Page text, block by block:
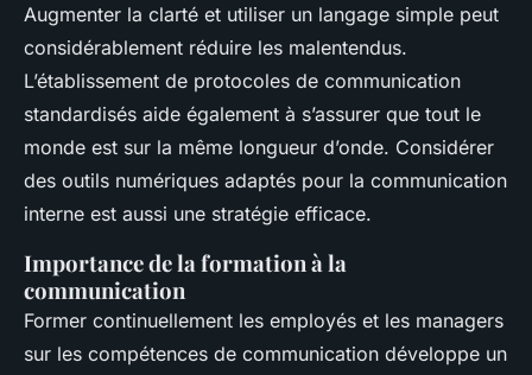
Augmenter la clarté et utiliser un langage simple peut
considérablement réduire les malentendus.
L’établissement de protocoles de communication
standardisés aide également à s’assurer que tout le
monde est sur la même longueur d’onde. Considérer
des outils numériques adaptés pour la communication
interne est aussi une stratégie efficace.
Importance de la formation à la
communication
Former continuellement les employés et les managers
sur les compétences de communication développe un